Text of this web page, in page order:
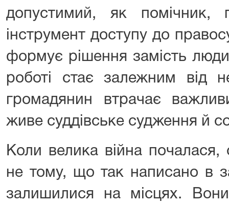
допустимий, як помічник,
інструмент доступу до
формує рішення замість
роботі стає залежним від
громадянин втрачає
живе суддівське судження й
Коли велика війна
не тому, що так написано в
залишилися на місцях.